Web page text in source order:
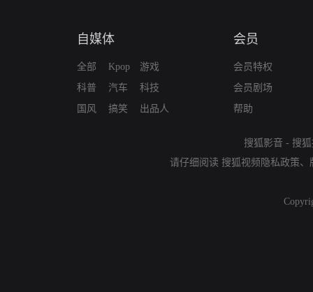
自媒体
全部
科普
国风
Kpop
汽车
搞笑
游戏
科技
出品人
会员
会员特权
会员剧场
帮助
搜狐影音 - 搜
请仔细阅读 搜狐视频隐私政策、